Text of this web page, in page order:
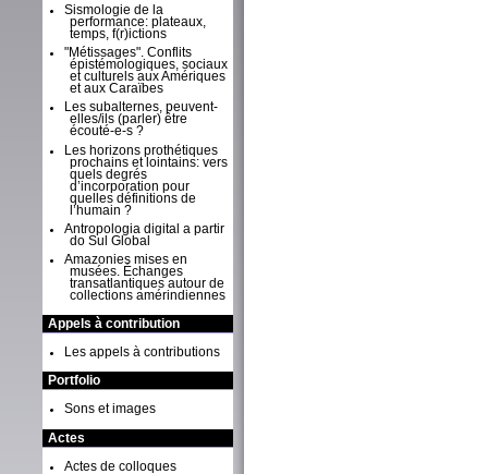
Sismologie de la
performance: plateaux,
temps, f(r)ictions
"Métissages". Conflits
épistémologiques, sociaux
et culturels aux Amériques
et aux Caraïbes
Les subalternes, peuvent-
elles/ils (parler) être
écouté-e-s ?
Les horizons prothétiques
prochains et lointains: vers
quels degrés
d’incorporation pour
quelles définitions de
l’humain ?
Antropologia digital a partir
do Sul Global
Amazonies mises en
musées. Échanges
transatlantiques autour de
collections amérindiennes
Appels à contribution
Les appels à contributions
Portfolio
Sons et images
Actes
Actes de colloques